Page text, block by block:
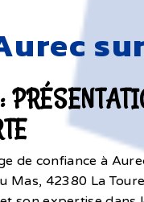
de confiance à
Mas, 42380 La